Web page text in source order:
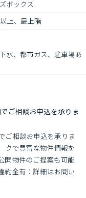
ボックス
上、最上階
水、都市ガス、駐車場あ
ご相談お申込を承りま
ご相談お申込を承りま
クで豊富な物件情報を
開物件のご提案も可能
約金有：詳細はお問い